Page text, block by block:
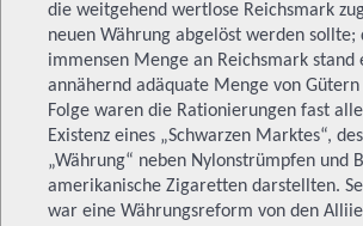
die weitgehend wertlose Reichsmark
neuen Währung abgelöst werden sollte;
immensen Menge an Reichsmark stand
annähernd adäquate Menge von
Folge waren die Rationierungen fast
Existenz eines „Schwarzen Marktes“,
„Währung“ neben Nylonstrümpfen und
amerikanische Zigaretten darstellten.
war eine Währungsreform von den